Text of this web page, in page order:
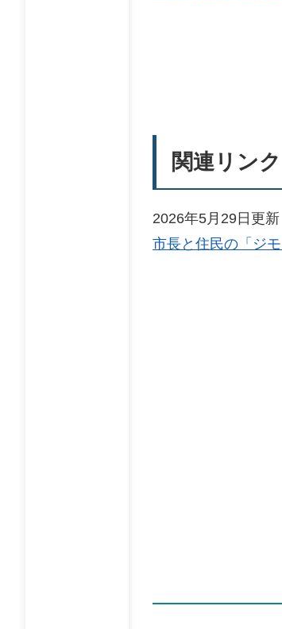
関連リンク
2026年5月29日更新
市長と住民の「ジ